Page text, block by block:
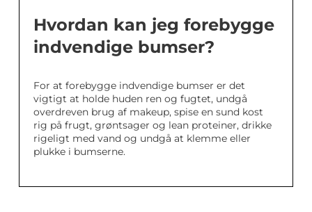
Hvordan kan jeg forebygge
indvendige bumser?
For at forebygge indvendige bumser er det
vigtigt at holde huden ren og fugtet, undgå
overdreven brug af makeup, spise en sund kost
rig på frugt, grøntsager og lean proteiner, drikke
rigeligt med vand og undgå at klemme eller
plukke i bumserne.